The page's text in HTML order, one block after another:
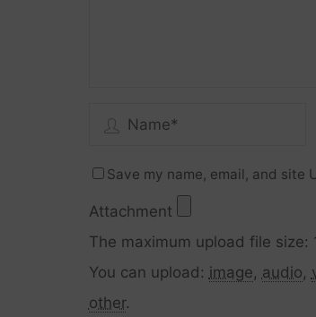
Save my name, email, and site
Attachment
The maximum upload file size:
You can upload: image, audio,
other.